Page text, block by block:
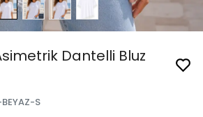
Dantelli Bluz
S